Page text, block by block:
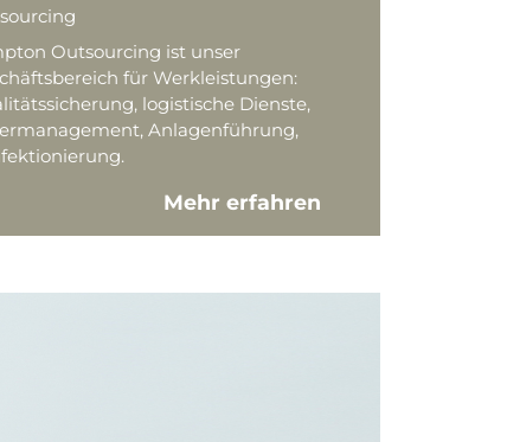
Outsourcing ist unser
für Werkleistungen:
logistische Dienste,
Anlagenführung,
Mehr erfahren